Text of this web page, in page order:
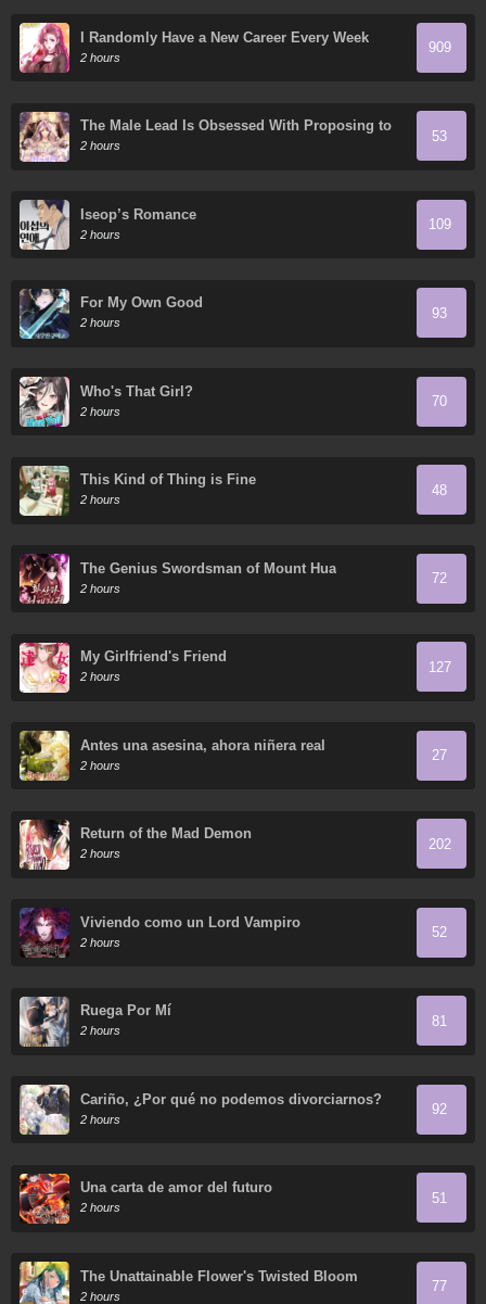
I Randomly Have a New Career Every Week
2 hours
909
The Male Lead Is Obsessed With Proposing to
Me
2 hours
53
Iseop’s Romance
2 hours
109
For My Own Good
2 hours
93
Who's That Girl?
2 hours
70
This Kind of Thing is Fine
2 hours
48
The Genius Swordsman of Mount Hua
2 hours
72
My Girlfriend's Friend
2 hours
127
Antes una asesina, ahora niñera real
2 hours
27
Return of the Mad Demon
2 hours
202
Viviendo como un Lord Vampiro
2 hours
52
Ruega Por Mí
2 hours
81
Cariño, ¿Por qué no podemos divorciarnos?
2 hours
92
Una carta de amor del futuro
2 hours
51
The Unattainable Flower's Twisted Bloom
2 hours
77